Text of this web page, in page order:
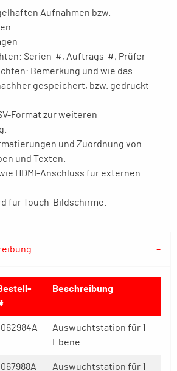
Aufnahmen bzw.
Serien-#, Auftrags-#, Prüfer
Bemerkung und wie das
gespeichert, bzw. gedruckt
Format zur weiteren
und Zuordnung von
und Texten.
HDMI-Anschluss für externen
für Touch-Bildschirme.
Beschreibung
Auswuchtstation für 1-
Ebene
Auswuchtstation für 1-